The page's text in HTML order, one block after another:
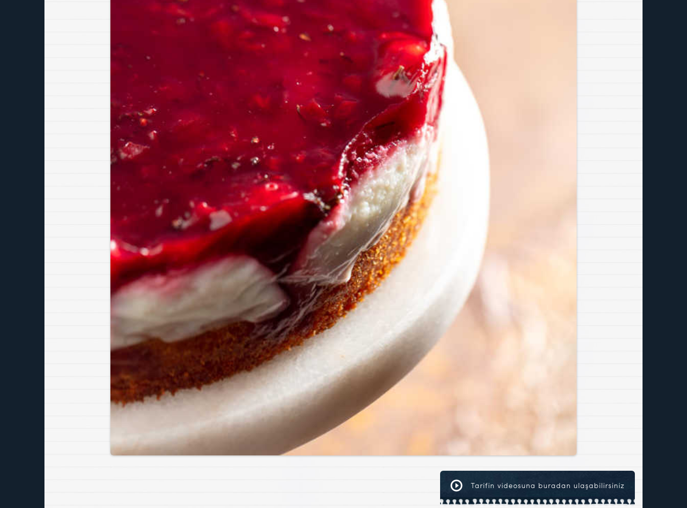
Tarifin videosuna buradan ulaşabilirsiniz